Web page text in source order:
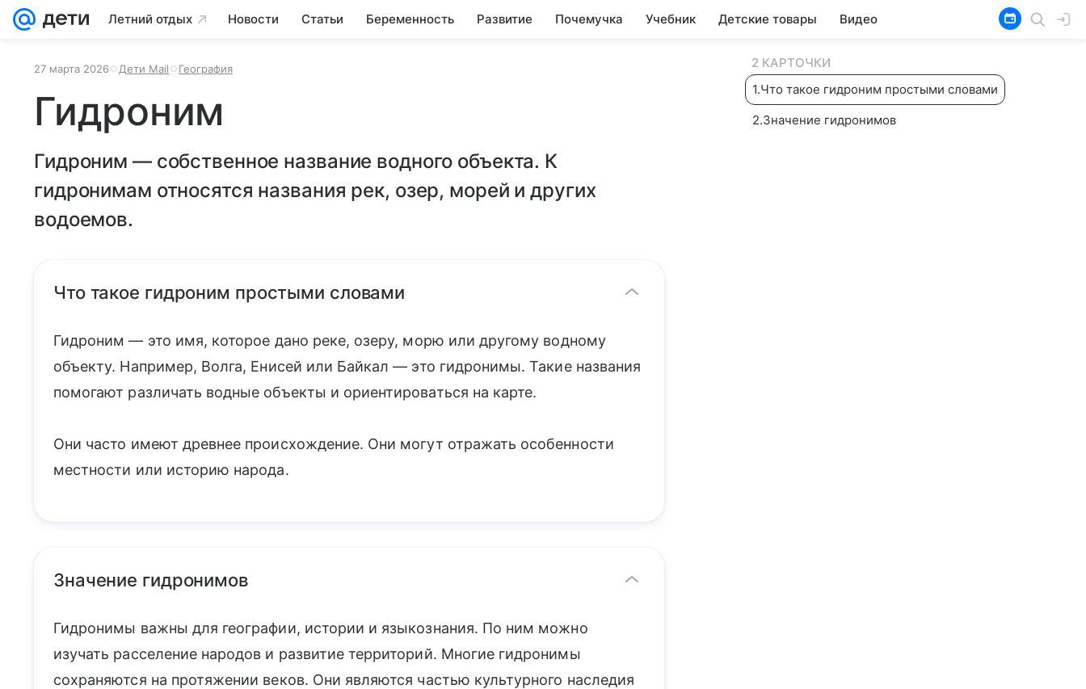
Летний отдых Новости Статьи Беременность Развитие Почемучка Учебник Детские товары Видео
27 марта 2026 Дети Mail География
Гидроним
Гидроним — собственное название водного объекта. К
гидронимам относятся названия рек, озер, морей и других
водоемов.
Что такое гидроним простыми словами
Гидроним — это имя, которое дано реке, озеру, морю или другому водному
объекту. Например, Волга, Енисей или Байкал — это гидронимы. Такие названия
помогают различать водные объекты и ориентироваться на карте.
Они часто имеют древнее происхождение. Они могут отражать особенности
местности или историю народа.
Значение гидронимов
Гидронимы важны для географии, истории и языкознания. По ним можно
изучать расселение народов и развитие территорий. Многие гидронимы
сохраняются на протяжении веков. Они являются частью культурного наследия
2 КАРТОЧКИ
1.Что такое гидроним простыми словами
2.Значение гидронимов